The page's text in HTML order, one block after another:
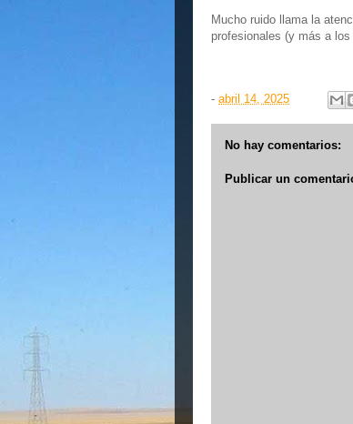
Mucho ruido llama la
profesionales (y más a
- abril 14, 2025
No hay comentarios:
Publicar un